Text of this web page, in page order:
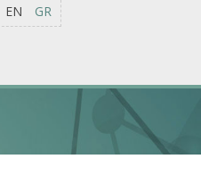
EN GR